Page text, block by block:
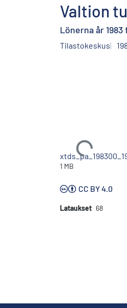
Valtion
Lönerna år
Tilastokeskus
Ladataan...
1 MB
CC BY 4.0
Lataukset 68